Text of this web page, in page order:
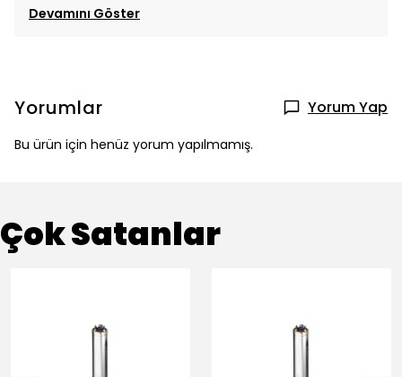
Devamını Göster
Yorumlar Yorum Yap
Bu ürün için henüz yorum yapılmamış.
Çok Satanlar